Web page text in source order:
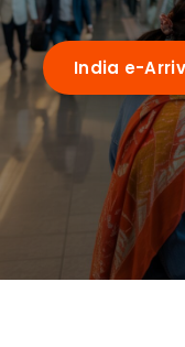
Step-by-Step
Requirements
Visa Types
e-arrival card vs
Who Needs It
OCI Cardholders
72-Hour Rule
India e-